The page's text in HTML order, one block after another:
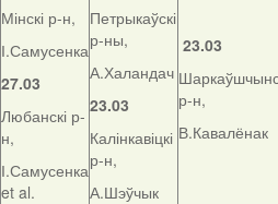
Мінскі р-н,
І.Самусенка
27.03
Любанскі р-
н,
І.Самусенка
et al.
Петрыкаўскі
р-ны,
А.Халандач
23.03
Калінкавіцкі
р-н,
А.Шэўчык
23.03
р-н,
В.Кавалёнак